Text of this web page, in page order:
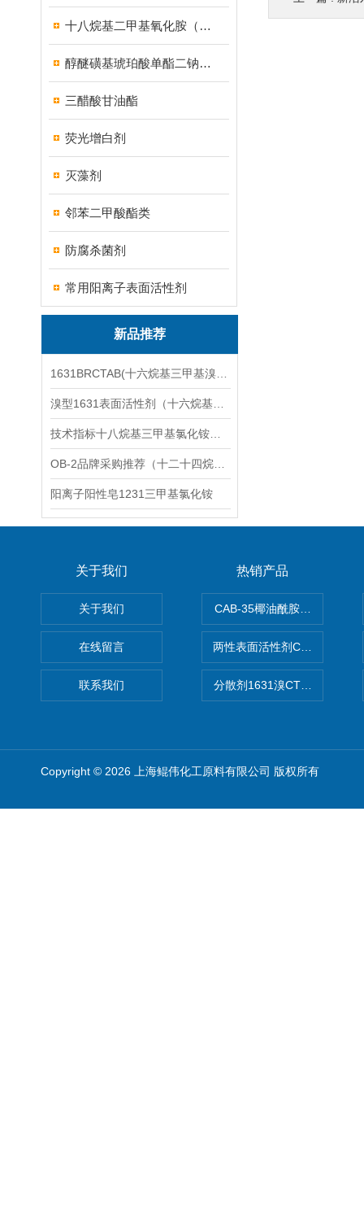
十八烷基二甲基氧化胺（OB-8调理剂）
醇醚磺基琥珀酸单酯二钠盐（MES）
三醋酸甘油酯
荧光增白剂
灭藻剂
邻苯二甲酸酯类
防腐杀菌剂
常用阳离子表面活性剂
新品推荐
阳离子阳性皂1231三甲基氯化铵
关于我们
关于我们
在线留言
联系我们
热销产品
CAB-35椰油酰胺丙基甜菜碱
两性表面活性剂CAB-30椰油
分散剂1631溴CTAB（十六烷
Copyright © 2026 上海鲲伟化工原料有限公司 版权所有